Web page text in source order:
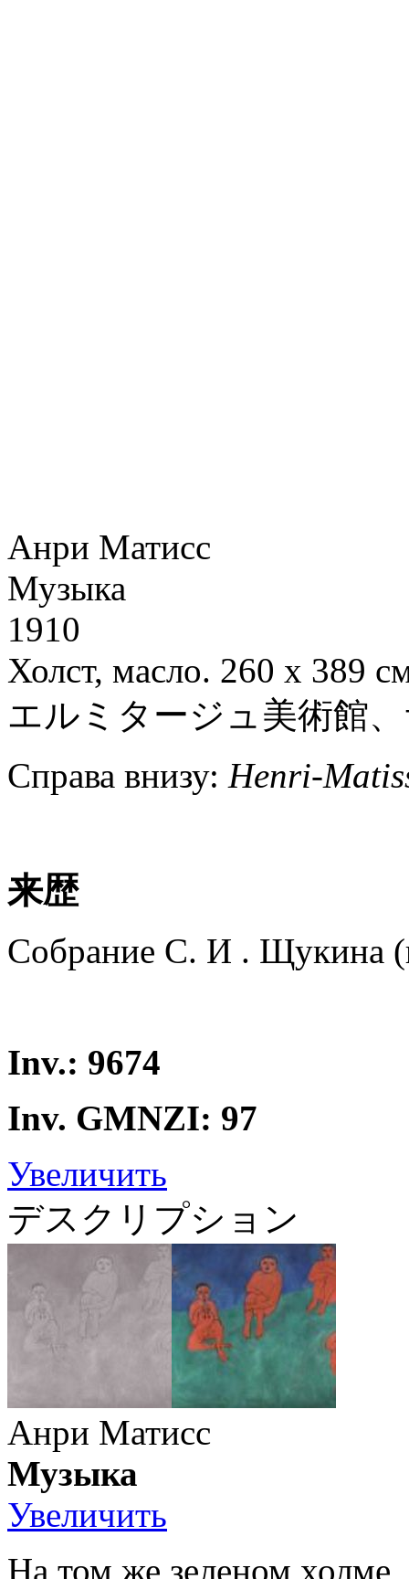
Анри Матисс
Музыка
1910
Холст, масло. 260 х 389
エルミタージュ美術館
Справа внизу: Henri-
来歴
Собрание С. И . Щукина
Inv.: 9674
Inv. GMNZI: 97
Увеличить
デスクリプション
Анри Матисс
Музыка
Увеличить
На том же зеленом